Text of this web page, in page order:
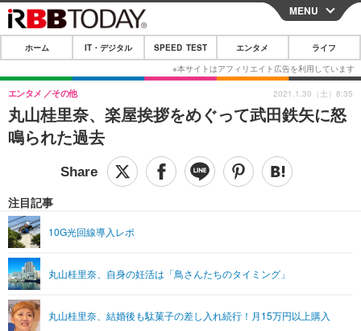
CLOSE
ホーム
IT・デジタル
IT・デジタルTOP スマートフォン
ショッピング その他
SPEED TEST
エンタメTOP 映画・ドラマ
グラビア ブログ
ショッピング その他
ライフTOP
リリース一覧
プッシュ通知の停止方法
MENU
ホーム IT・デジタル SPEED TEST エンタメ ライフ
丸山桂里奈、楽屋挨拶をめぐって武田鉄矢に怒
鳴られた過去
エンタメ その他
注目記事
10G光回線導入レポ
丸山桂里奈、自身の妊活は「鳥さんたちのタイミング」
丸山桂里奈、結婚後も駄菓子の差し入れ続行！月15万円以上購入
2021.1.30（土）8:35